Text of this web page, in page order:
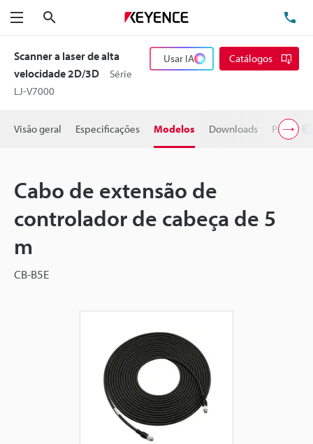
Menu
Scanner a laser de alta
velocidade 2D/3D
Série
LJ-V7000
Usar IA Catálogos
Visão geral Especificações Modelos Downloads Preço
Cabo de extensão de
controlador de cabeça de 5
m
CB-B5E